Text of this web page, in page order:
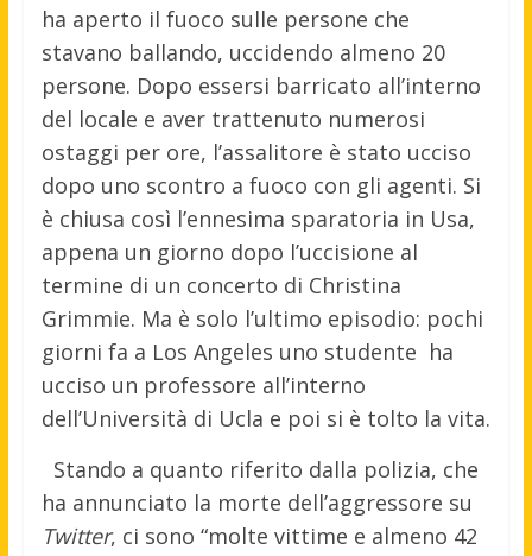
ha aperto il fuoco sulle persone che
stavano ballando, uccidendo almeno 20
persone. Dopo essersi barricato all’interno
del locale e aver trattenuto numerosi
ostaggi per ore, l’assalitore è stato ucciso
dopo uno scontro a fuoco con gli agenti. Si
è chiusa così l’ennesima sparatoria in Usa,
appena un giorno dopo l’uccisione al
termine di un concerto di Christina
Grimmie. Ma è solo l’ultimo episodio: pochi
giorni fa a Los Angeles uno studente ha
ucciso un professore all’interno
dell’Università di Ucla e poi si è tolto la vita.
Stando a quanto riferito dalla polizia, che
ha annunciato la morte dell’aggressore su
Twitter, ci sono “molte vittime e almeno 42